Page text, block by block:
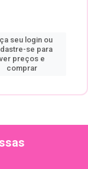
seu login ou
se para
preços e
comprar